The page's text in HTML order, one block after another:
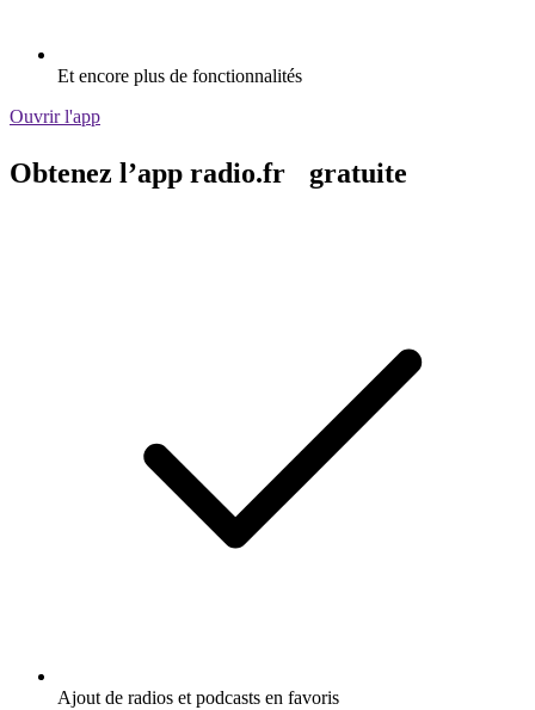
Et encore plus de fonctionnalités
Ouvrir l'app
Obtenez l’app radio.fr gratuite
Ajout de radios et podcasts en favoris